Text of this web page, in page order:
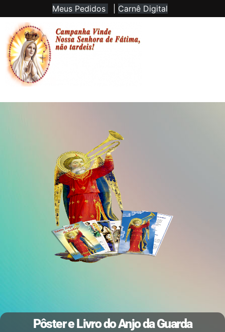
Meus Pedidos Carnê Digital
Pôster e Livro do Anjo da Guarda